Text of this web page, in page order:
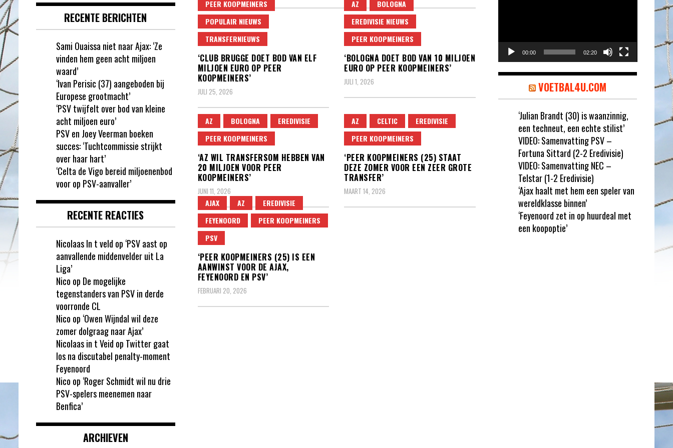
PEER KOOPMEINERS
POPULAIR NIEUWS
TRANSFERNIEUWS
‘CLUB BRUGGE DOET BOD VAN ELF
MILJOEN EURO OP PEER
KOOPMEINERS’
JULI 25, 2026
AZ
BOLOGNA
EREDIVISIE NIEUWS
PEER KOOPMEINERS
‘BOLOGNA DOET BOD VAN 10 MILJOEN
EURO OP PEER KOOPMEINERS’
JULI 1, 2026
AZ BOLOGNA
EREDIVISIE
PEER KOOPMEINERS
‘AZ WIL TRANSFERSOM HEBBEN VAN
20 MILJOEN VOOR PEER
KOOPMEINERS’
JUNI 11, 2026
AZ CELTIC
EREDIVISIE
PEER KOOPMEINERS
‘PEER KOOPMEINERS (25) STAAT
DEZE ZOMER VOOR EEN ZEER GROTE
TRANSFER’
MAART 14, 2026
AJAX AZ
EREDIVISIE
FEYENOORD
PEER KOOPMEINERS
PSV
‘PEER KOOPMEINERS (25) IS EEN
AANWINST VOOR DE AJAX,
FEYENOORD EN PSV’
FEBRUARI 20, 2026
RECENTE BERICHTEN
Sami Ouaissa niet naar Ajax: ‘Ze
vinden hem geen acht miljoen
waard’
‘Ivan Perisic (37) aangeboden bij
Europese grootmacht’
‘PSV twijfelt over bod van kleine
acht miljoen euro’
PSV en Joey Veerman boeken
succes: ‘Tuchtcommissie strijkt
over haar hart’
‘Celta de Vigo bereid miljoenenbod
voor op PSV-aanvaller’
RECENTE REACTIES
Nicolaas In t veld op ‘PSV aast op
aanvallende middenvelder uit La
Liga’
Nico op De mogelijke
tegenstanders van PSV in derde
voorronde CL
Nico op ‘Owen Wijndal wil deze
zomer dolgraag naar Ajax’
Nicolaas in t Veid op Twitter gaat
los na discutabel penalty-moment
Feyenoord
Nico op ‘Roger Schmidt wil nu drie
PSV-spelers meenemen naar
Benfica’
ARCHIEVEN
00:00 02:20
VOETBAL4U.COM
‘Julian Brandt (30) is waanzinnig,
een techneut, een echte stilist’
VIDEO: Samenvatting PSV –
Fortuna Sittard (2-2 Eredivisie)
VIDEO: Samenvatting NEC –
Telstar (1-2 Eredivisie)
‘Ajax haalt met hem een speler van
wereldklasse binnen’
‘Feyenoord zet in op huurdeal met
een koopoptie’